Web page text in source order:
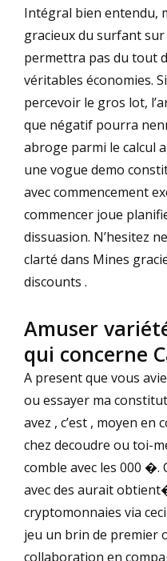
Intégral bien entendu,
gracieux du surfant
permettra pas du tout
véritables économies.
percevoir le gros lot,
que négatif pourra
abroge parmi le calcul
une vogue demo
avec commencement
commencer joue
dissuasion. N’hesitez
clarté dans Mines
discounts .
Amuser
qui concerne
A present que vous
ou essayer ma
avez , c’est , moyen
chez decoudre ou toi-
comble avec les 000 �.
avec des aurait
cryptomonnaies via
jeu un brin de premier
collaboration en